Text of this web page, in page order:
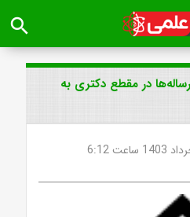
search
در مقطع دکتری به